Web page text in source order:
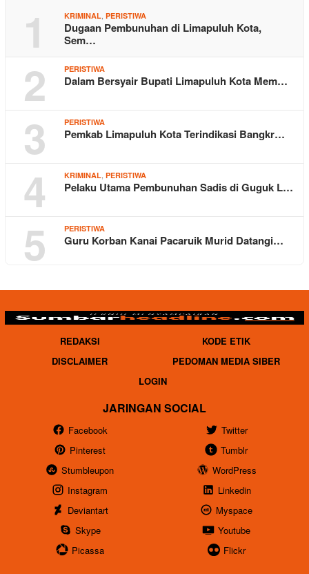
1 KRIMINAL PERISTIWA
Dugaan Pembunuhan di Limapuluh Kota,
Sem…
2 PERISTIWA
Dalam Bersyair Bupati Limapuluh Kota Mem…
3 PERISTIWA
Pemkab Limapuluh Kota Terindikasi Bangkr…
4 KRIMINAL PERISTIWA
Pelaku Utama Pembunuhan Sadis di Guguk L…
5 PERISTIWA
Guru Korban Kanai Pacaruik Murid Datangi…
REDAKSI
KODE ETIK
DISCLAIMER
PEDOMAN MEDIA SIBER
LOGIN
JARINGAN SOCIAL
Facebook
Twitter
Pinterest
Tumblr
Stumbleupon
WordPress
Instagram
Linkedin
Deviantart
Myspace
Skype
Youtube
Picassa
Flickr